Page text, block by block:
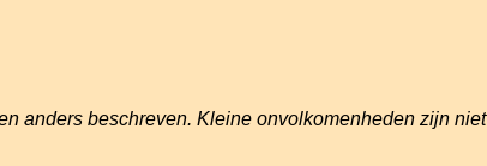
anders beschreven. Kleine onvolkomenheden zijn niet